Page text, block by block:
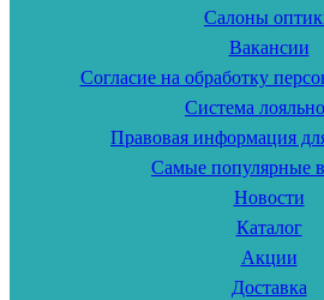
Салоны
Вакансии
Согласие на обработку
Система
Правовая информация
Самые популярные
Новости
Каталог
Акции
Доставка